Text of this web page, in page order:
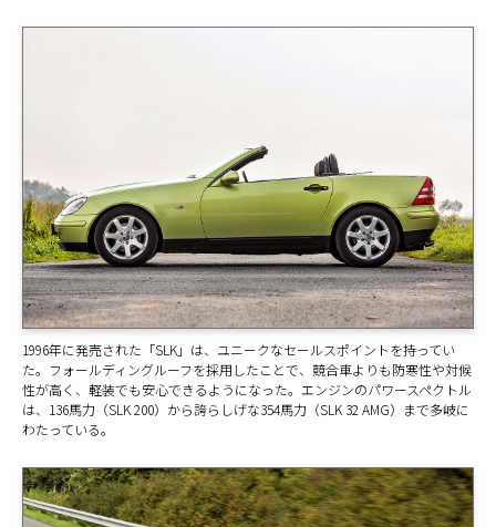
1996年に発売された「SLK」は、ユニークなセールスポイントを持ってい
た。フォールディングルーフを採用したことで、競合車よりも防寒性や対候
性が高く、軽装でも安心できるようになった。エンジンのパワースペクトル
は、136馬力（SLK 200）から誇らしげな354馬力（SLK 32 AMG）まで多岐に
わたっている。